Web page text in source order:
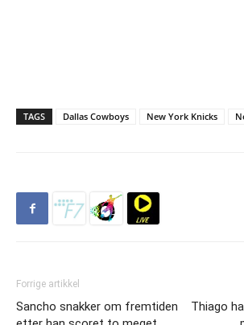
TAGS Dallas Cowboys New York Knicks
Forrige artikkel
Sancho snakker om fremtiden
Thiago